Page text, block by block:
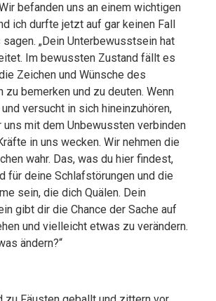
befanden uns an einem wichtigen
ich durfte jetzt auf gar keinen Fall
„Dein Unterbewusstsein hat
Im bewussten Zustand fällt es
Zeichen und Wünsche des
zu bemerken und zu deuten. Wenn
versucht in sich hineinzuhören,
uns mit dem Unbewussten verbinden
in uns wecken. Wir nehmen die
wahr. Das, was du hier findest,
für deine Schlafstörungen und die
sein, die dich Quälen. Dein
gibt dir die Chance der Sache auf
und vielleicht etwas zu verändern.
ändern?“